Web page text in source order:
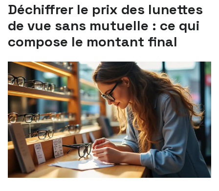
Déchiffrer le prix des lunettes
de vue sans mutuelle : ce qui
compose le montant final